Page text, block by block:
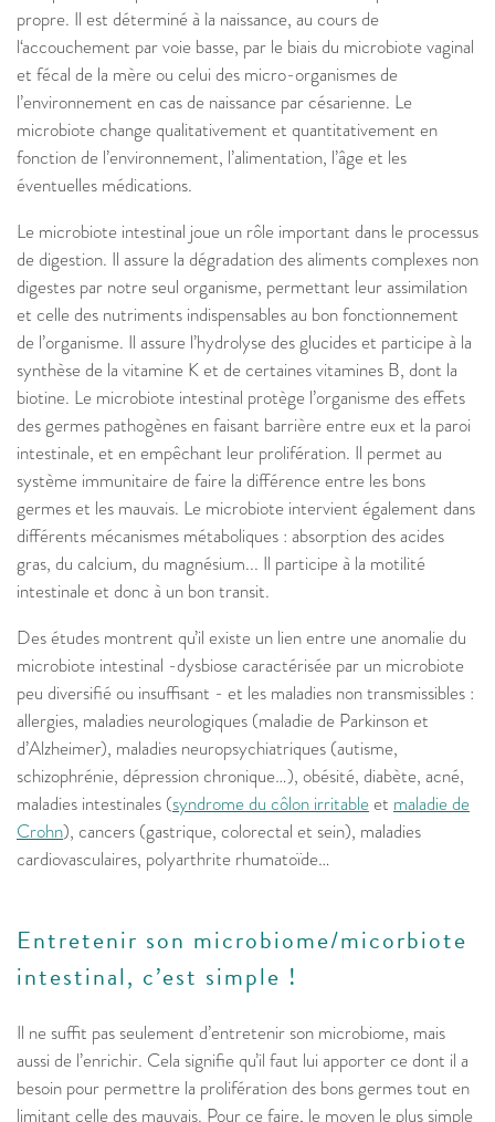
propre. Il est déterminé à la naissance, au cours de
l‘accouchement par voie basse, par le biais du microbiote vaginal
et fécal de la mère ou celui des micro-organismes de
l’environnement en cas de naissance par césarienne. Le
microbiote change qualitativement et quantitativement en
fonction de l’environnement, l’alimentation, l’âge et les
éventuelles médications.
Le microbiote intestinal joue un rôle important dans le processus
de digestion. Il assure la dégradation des aliments complexes non
digestes par notre seul organisme, permettant leur assimilation
et celle des nutriments indispensables au bon fonctionnement
de l’organisme. Il assure l’hydrolyse des glucides et participe à la
synthèse de la vitamine K et de certaines vitamines B, dont la
biotine. Le microbiote intestinal protège l’organisme des effets
des germes pathogènes en faisant barrière entre eux et la paroi
intestinale, et en empêchant leur prolifération. Il permet au
système immunitaire de faire la différence entre les bons
germes et les mauvais. Le microbiote intervient également dans
différents mécanismes métaboliques : absorption des acides
gras, du calcium, du magnésium... Il participe à la motilité
intestinale et donc à un bon transit.
Des études montrent qu’il existe un lien entre une anomalie du
microbiote intestinal -dysbiose caractérisée par un microbiote
peu diversifié ou insuffisant - et les maladies non transmissibles :
allergies, maladies neurologiques (maladie de Parkinson et
d’Alzheimer), maladies neuropsychiatriques (autisme,
schizophrénie, dépression chronique…), obésité, diabète, acné,
maladies intestinales (syndrome du côlon irritableet maladie de
Crohn), cancers (gastrique, colorectal et sein), maladies
cardiovasculaires, polyarthrite rhumatoïde…
Entretenir son microbiome/micorbiote
intestinal, c’est simple !
Il ne suffit pas seulement d’entretenir son microbiome, mais
aussi de l’enrichir. Cela signifie qu’il faut lui apporter ce dont il a
besoin pour permettre la prolifération des bons germes tout en
limitant celle des mauvais. Pour ce faire, le moyen le plus simple